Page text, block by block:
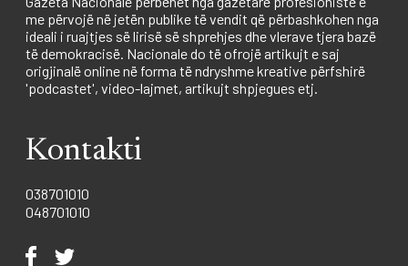
me përvojë në jetën publike të vendit që përbashkohen nga
ideali i ruajtjes së lirisë së shprehjes dhe vlerave tjera bazë
të demokracisë. Nacionale do të ofrojë artikujt e saj
origjinalë online në forma të ndryshme kreative përfshirë
'podcastet', video-lajmet, artikujt shpjegues etj.
Kontakti
038701010
048701010